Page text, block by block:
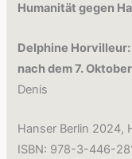
Humanität gegen
Delphine
nach dem 7.
Denis
Hanser Berlin 2024,
ISBN: 978-3-446-